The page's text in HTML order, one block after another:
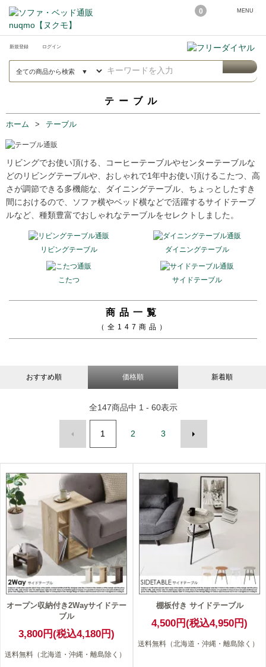
0 MENU
新規登録 ログイン
テーブル
ホーム テーブル
リビングでお使い頂ける、コーヒーテーブルやセンターテーブルな
どのリビングテーブルや、おしゃれで1年中お使い頂けるこたつ、高
さが調節できる多機能な、ダイニングテーブル、ちょっとしたすき
間におけるので、ソファ横やベッド横などで活躍するサイドテーブ
ルなど、種類豊富でおしゃれなテーブルをセレクトしました。
リビングテーブル ダイニングテーブル
こたつ サイドテーブル
商品一覧
（全147商品）
おすすめ順 価格順 新着順
全147商品中 1 - 60表示
1 2 3
オープン収納付き2Wayサイドテー
ブル
3,800円(税込4,180円)
送料無料（北海道・沖縄・離島除く）
棚板付き サイドテーブル
4,500円(税込4,950円)
送料無料（北海道・沖縄・離島除く）